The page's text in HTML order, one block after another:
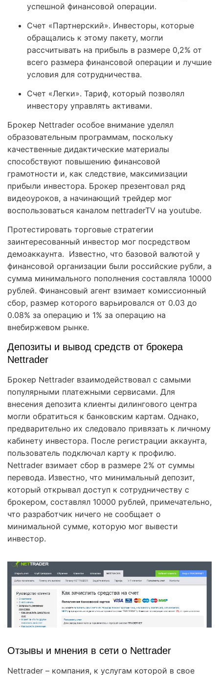
успешной финансовой операции.
Счет «Партнерский». Инвесторы, которые
обращались к этому пакету, могли
рассчитывать на прибыль в размере 0,2% от
всего размера финансовой операции и лучшие
условия для сотрудничества.
Счет «Легки». Тариф, который позволял
инвестору управлять активами.
Брокер Nettrader особое внимание уделял
образовательным программам, поскольку
качественные дидактические материалы
способствуют повышению финансовой
грамотности и, как следствие, максимизации
прибыли инвестора. Брокер презентовал ряд
видеоуроков, а начинающий трейдер мог
воспользоваться каналом nettraderTV на youtube.
Протестировать торговые стратегии
заинтересованный инвестор мог посредством
демоаккаунта. Известно, что базовой валютой у
финансовой организации были российские рубли, а
сумма минимального пополнения составляла 10000
рублей. Финансовый агент взимает комиссионный
сбор, размер которого варьировался от 0.03 до
0.08% за операцию и 1% за операцию на
внебиржевом рынке.
Депозиты и вывод средств от брокера
Nettrader
Брокер Nettrader взаимодействовал с самыми
популярными платежными сервисами. Для
внесения депозита клиенты дилингового центра
могли обратиться к банковским картам. Однако,
предварительно их следовало привязать к личному
кабинету инвестора. После регистрации аккаунта,
пользователь подключал карту к профилю.
Nettrader взимает сбор в размере 2% от суммы
перевода. Известно, что минимальный депозит,
который открывал доступ к сотрудничеству с
брокером, составлял 10000 рублей, примечательно,
что разработчик ничего не сообщает о
минимальной сумме, которую мог вывести
инвестор.
Отзывы и мнения в сети о Nettrader
Nettrader – компания, к услугам которой в свое